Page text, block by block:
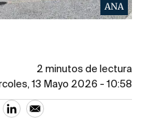
ANA
2 minutos de lectura
13 Mayo 2026 - 10:58